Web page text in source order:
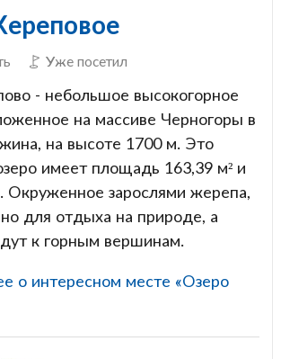
Уже посетил
- небольшое высокогорное
на массиве Черногоры в
на высоте 1700 м. Это
имеет площадь 163,39 м² и
Окруженное зарослями жерепа,
для отдыха на природе, а
к горным вершинам.
о интересном месте «Озеро